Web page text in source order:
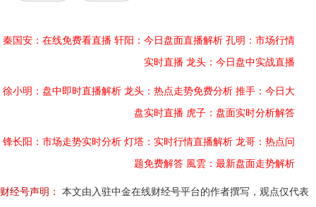
秦国安：在线免费看直播 轩阳：今日盘面直播解析 孔明：市场行情
实时直播 龙头：今日盘中实战直播
徐小明：盘中即时直播解析 龙头：热点走势免费分析 推手：今日大
盘实时直播 虎子：盘面实时分析解答
锋长阳：市场走势实时分析 灯塔：实时行情直播解析 龙哥：热点问
题免费解答 風雲：最新盘面走势解析
财经号声明：
本文由入驻中金在线财经号平台的作者撰写，观点仅代表